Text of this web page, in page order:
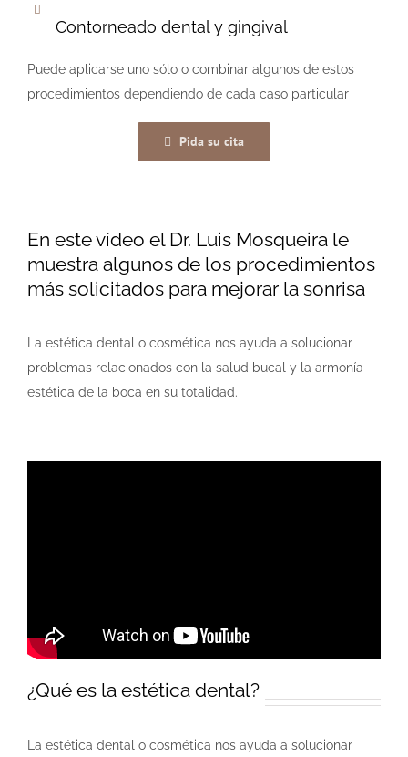
Contorneado dental y gingival
Puede aplicarse uno sólo o combinar algunos de estos
procedimientos dependiendo de cada caso particular
Pida su cita
En este vídeo el Dr. Luis Mosqueira le
muestra algunos de los procedimientos
más solicitados para mejorar la sonrisa
La estética dental o cosmética nos ayuda a solucionar
problemas relacionados con la salud bucal y la armonía
estética de la boca en su totalidad.
¿Qué es la estética dental?
La estética dental o cosmética nos ayuda a solucionar